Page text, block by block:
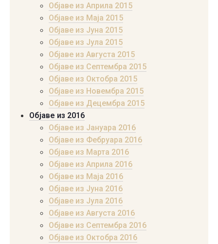
Објаве из Априла 2015
Објаве из Маја 2015
Објаве из Јуна 2015
Објаве из Јула 2015
Објаве из Августа 2015
Објаве из Септембра 2015
Објаве из Октобра 2015
Објаве из Новембра 2015
Објаве из Децембра 2015
Објаве из 2016
Објаве из Јануара 2016
Објаве из Фебруара 2016
Објаве из Марта 2016
Објаве из Априла 2016
Објаве из Маја 2016
Објаве из Јуна 2016
Објаве из Јула 2016
Објаве из Августа 2016
Објаве из Септембра 2016
Објаве из Октобра 2016